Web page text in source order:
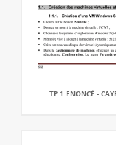
TP 1 ENONCÉ -